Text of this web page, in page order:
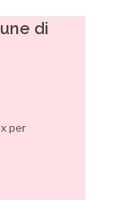
di
per